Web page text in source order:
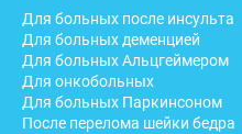
Для больных после инсульта
Для больных деменцией
Для больных Альцгеймером
Для онкобольных
Для больных Паркинсоном
После перелома шейки бедра